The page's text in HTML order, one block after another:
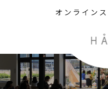
オンライン